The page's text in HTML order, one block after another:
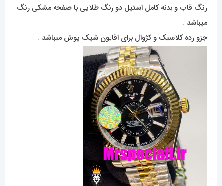
رنگ قاب و بدنه کامل استیل دو رنگ طلایی با صفحه مشکی رنگ
میباشد .
جزو رده کلاسیک و کژوال برای اقایون شیک پوش میباشد .